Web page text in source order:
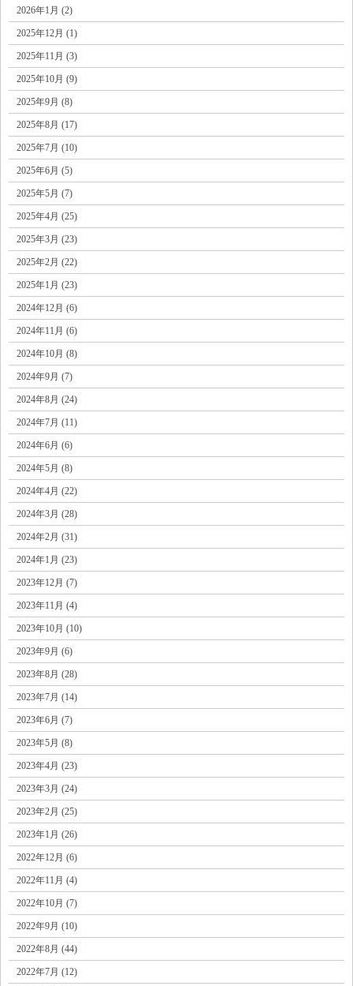
2026年1月 (2)
2025年12月 (1)
2025年11月 (3)
2025年10月 (9)
2025年9月 (8)
2025年8月 (17)
2025年7月 (10)
2025年6月 (5)
2025年5月 (7)
2025年4月 (25)
2025年3月 (23)
2025年2月 (22)
2025年1月 (23)
2024年12月 (6)
2024年11月 (6)
2024年10月 (8)
2024年9月 (7)
2024年8月 (24)
2024年7月 (11)
2024年6月 (6)
2024年5月 (8)
2024年4月 (22)
2024年3月 (28)
2024年2月 (31)
2024年1月 (23)
2023年12月 (7)
2023年11月 (4)
2023年10月 (10)
2023年9月 (6)
2023年8月 (28)
2023年7月 (14)
2023年6月 (7)
2023年5月 (8)
2023年4月 (23)
2023年3月 (24)
2023年2月 (25)
2023年1月 (26)
2022年12月 (6)
2022年11月 (4)
2022年10月 (7)
2022年9月 (10)
2022年8月 (44)
2022年7月 (12)